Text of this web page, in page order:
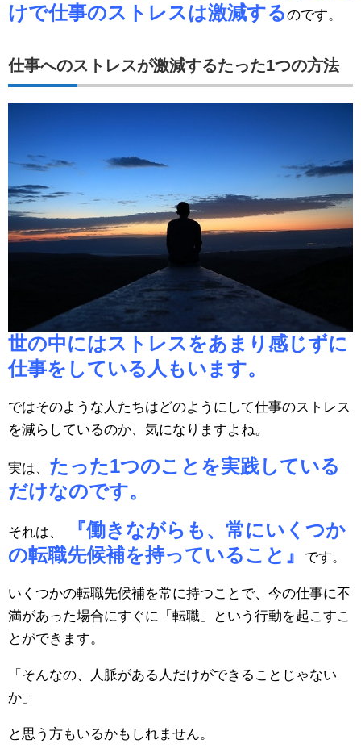
けで仕事のストレスは激減するのです。
仕事へのストレスが激減するたった1つの方法
世の中にはストレスをあまり感じずに
仕事をしている人もいます。
ではそのような人たちはどのようにして仕事のストレス
を減らしているのか、気になりますよね。
実は、 たった1つのことを実践している
だけなのです。
それは、
『働きながらも、常にいくつか
の転職先候補を持っていること』
です。
いくつかの転職先候補を常に持つことで、今の仕事に不
満があった場合にすぐに「転職」という行動を起こすこ
とができます。
「そんなの、人脈がある人だけができることじゃない
か」
と思う方もいるかもしれません。